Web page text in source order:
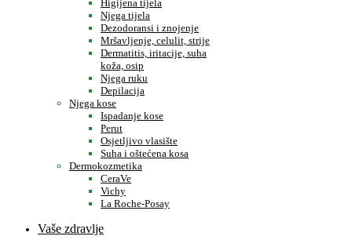
Higijena tijela
Njega tijela
Dezodoransi i znojenje
Mršavljenje, celulit, strije
Dermatitis, iritacije, suha
koža, osip
Njega ruku
Depilacija
Njega kose
Ispadanje kose
Perut
Osjetljivo vlasište
Suha i oštećena kosa
Dermokozmetika
CeraVe
Vichy
La Roche-Posay
Vaše zdravlje